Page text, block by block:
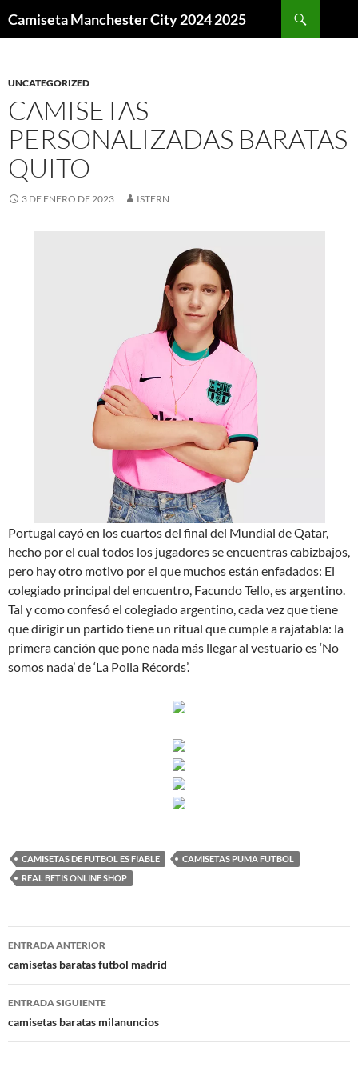
Camiseta Manchester City 2024 2025
UNCATEGORIZED
CAMISETAS
PERSONALIZADAS BARATAS
QUITO
3 DE ENERO DE 2023 ISTERN
Portugal cayó en los cuartos del final del Mundial de Qatar,
hecho por el cual todos los jugadores se encuentras cabizbajos,
pero hay otro motivo por el que muchos están enfadados: El
colegiado principal del encuentro, Facundo Tello, es argentino.
Tal y como confesó el colegiado argentino, cada vez que tiene
que dirigir un partido tiene un ritual que cumple a rajatabla: la
primera canción que pone nada más llegar al vestuario es ‘No
somos nada’ de ‘La Polla Récords’.
CAMISETAS DE FUTBOL ES FIABLE
CAMISETAS PUMA FUTBOL
REAL BETIS ONLINE SHOP
Navegación
de
entradas
ENTRADA ANTERIOR
camisetas baratas futbol madrid
ENTRADA SIGUIENTE
camisetas baratas milanuncios